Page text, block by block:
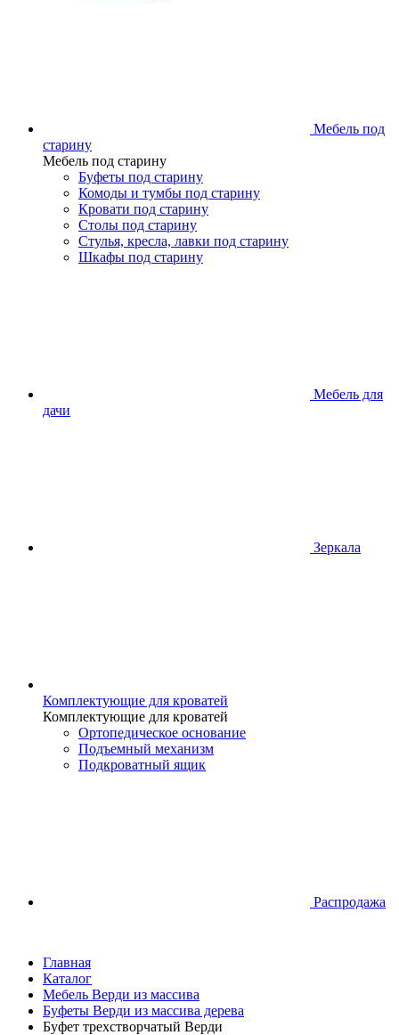
Мебель под
старину
Мебель под старину
Буфеты под старину
Комоды и тумбы под старину
Кровати под старину
Столы под старину
Стулья, кресла, лавки под старину
Шкафы под старину
Мебель для
дачи
Зеркала
Комплектующие для кроватей
Комплектующие для кроватей
Ортопедическое основание
Подъемный механизм
Подкроватный ящик
Распродажа
Главная
Каталог
Мебель Верди из массива
Буфеты Верди из массива дерева
Буфет трехстворчатый Верди